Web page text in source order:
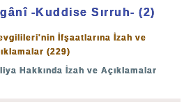
sükût eden imanlar için üzülmüş
da canandan da büyük bir
-Kuddise Sırruh- (2)
İfşaatlarına İzah ve
(229)
Hakkında İzah ve Açıklamalar